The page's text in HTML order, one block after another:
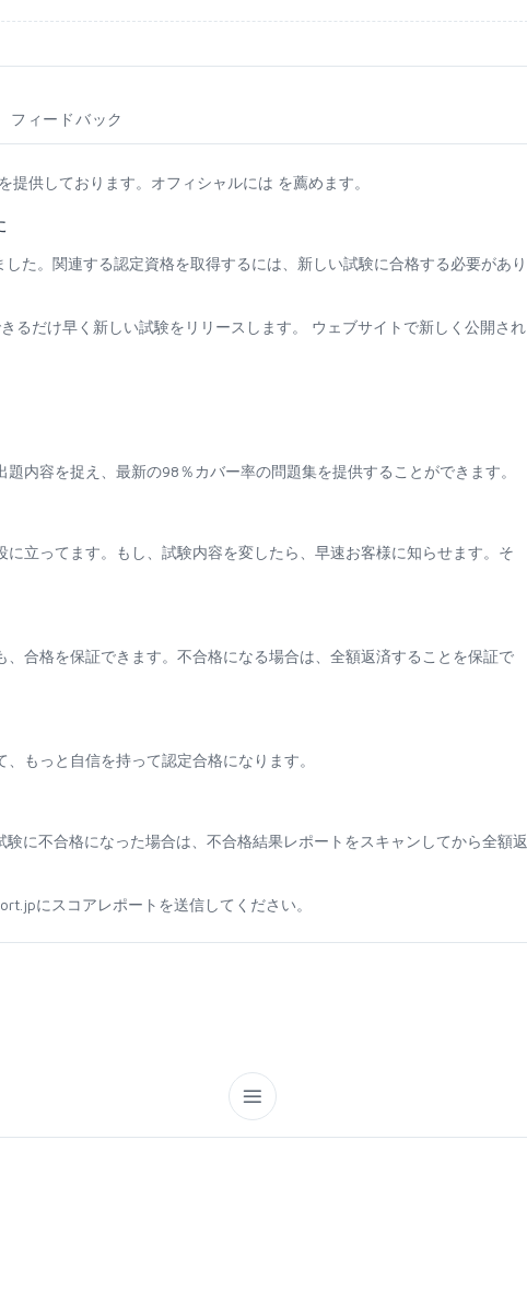
フィードバック
供しております。オフィシャルには を薦めます。
た。関連する認定資格を取得するには、新しい試験に合格する必要があり
るだけ早く新しい試験をリリースします。 ウェブサイトで新しく公開され
内容を捉え、最新の98％カバー率の問題集を提供することができます。
立ってます。もし、試験内容を変したら、早速お客様に知らせます。そ
合格を保証できます。不合格になる場合は、全額返済することを保証で
もっと自信を持って認定合格になります。
に不合格になった場合は、不合格結果レポートをスキャンしてから全額返
にスコアレポートを送信してください。